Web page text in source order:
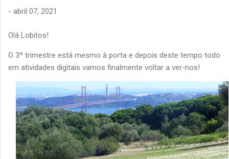
- abril 07, 2021
Olá Lobitos!
O 3º trimestre está mesmo à porta e depois deste tempo todo
em atividades digitais vamos finalmente voltar a ver-nos!